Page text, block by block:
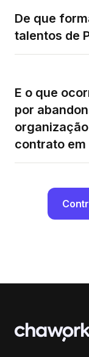
De que
talentos de
E o que
por
contrato em